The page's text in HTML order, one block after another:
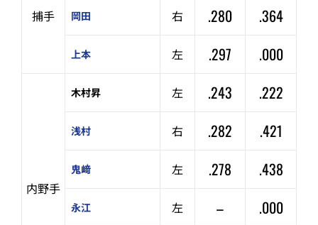
捕手 岡田 右 .280 .364
上本 左 .297 .000
内野手
木村昇 左 .243 .222
浅村 右 .282 .421
鬼﨑 左 .278 .438
永江 左 – .000